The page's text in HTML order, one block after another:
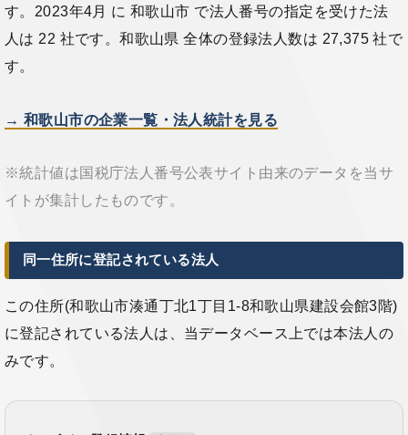
す。2023年4月 に 和歌山市 で法人番号の指定を受けた法
人は 22 社です。和歌山県 全体の登録法人数は 27,375 社で
す。
→ 和歌山市の企業一覧・法人統計を見る
※統計値は国税庁法人番号公表サイト由来のデータを当サ
イトが集計したものです。
同一住所に登記されている法人
この住所(和歌山市湊通丁北1丁目1-8和歌山県建設会館3階)
に登記されている法人は、当データベース上では本法人の
みです。